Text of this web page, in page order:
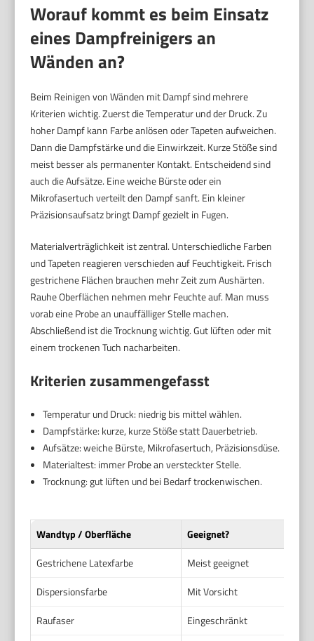
Worauf kommt es beim Einsatz
eines Dampfreinigers an
Wänden an?
Beim Reinigen von Wänden mit Dampf sind mehrere
Kriterien wichtig. Zuerst die Temperatur und der Druck. Zu
hoher Dampf kann Farbe anlösen oder Tapeten aufweichen.
Dann die Dampfstärke und die Einwirkzeit. Kurze Stöße sind
meist besser als permanenter Kontakt. Entscheidend sind
auch die Aufsätze. Eine weiche Bürste oder ein
Mikrofasertuch verteilt den Dampf sanft. Ein kleiner
Präzisionsaufsatz bringt Dampf gezielt in Fugen.
Materialverträglichkeit ist zentral. Unterschiedliche Farben
und Tapeten reagieren verschieden auf Feuchtigkeit. Frisch
gestrichene Flächen brauchen mehr Zeit zum Aushärten.
Rauhe Oberflächen nehmen mehr Feuchte auf. Man muss
vorab eine Probe an unauffälliger Stelle machen.
Abschließend ist die Trocknung wichtig. Gut lüften oder mit
einem trockenen Tuch nacharbeiten.
Kriterien zusammengefasst
Temperatur und Druck: niedrig bis mittel wählen.
Dampfstärke: kurze, kurze Stöße statt Dauerbetrieb.
Aufsätze: weiche Bürste, Mikrofasertuch, Präzisionsdüse.
Materialtest: immer Probe an versteckter Stelle.
Trocknung: gut lüften und bei Bedarf trockenwischen.
Wandtyp / Oberfläche Geeignet?
Ges­trichene Latexfarbe
Meist geeignet
Dispersionsfarbe
Mit Vorsicht
Raufaser
Eingeschränkt